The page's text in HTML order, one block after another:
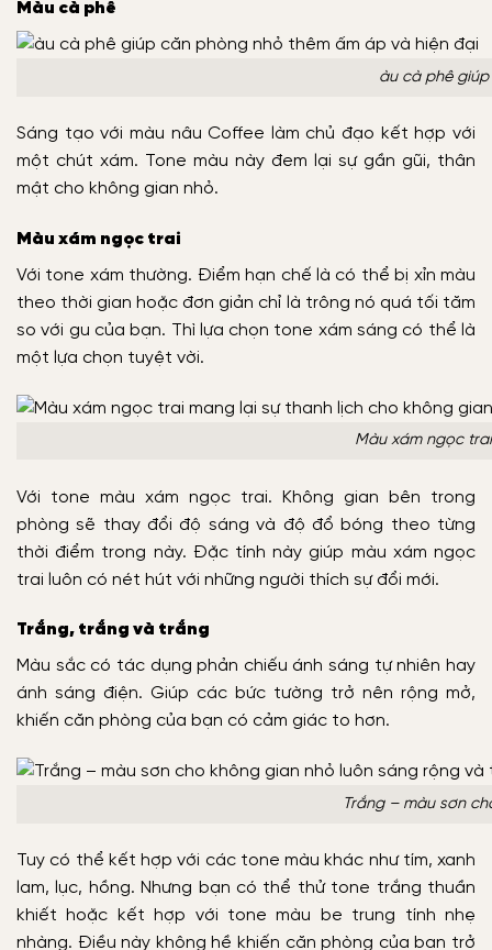
Màu cà phê
àu cà phê
Sáng tạo với màu nâu Coffee làm chủ đạo kết hợp với
một chút xám. Tone màu này đem lại sự gần gũi, thân
mật cho không gian nhỏ.
Màu xám ngọc trai
Với tone xám thường. Điểm hạn chế là có thể bị xỉn màu
theo thời gian hoặc đơn giản chỉ là trông nó quá tối tăm
so với gu của bạn. Thì lựa chọn tone xám sáng có thể là
một lựa chọn tuyệt vời.
Màu xám ngọc
Với tone màu xám ngọc trai. Không gian bên trong
phòng sẽ thay đổi độ sáng và độ đổ bóng theo từng
thời điểm trong này. Đặc tính này giúp màu xám ngọc
trai luôn có nét hút với những người thích sự đổi mới.
Trắng, trắng và trắng
Màu sắc có tác dụng phản chiếu ánh sáng tự nhiên hay
ánh sáng điện. Giúp các bức tường trở nên rộng mở,
khiến căn phòng của bạn có cảm giác to hơn.
Trắng – màu sơn
Tuy có thể kết hợp với các tone màu khác như tím, xanh
lam, lục, hồng. Nhưng bạn có thể thử tone trắng thuần
khiết hoặc kết hợp với tone màu be trung tính nhẹ
nhàng. Điều này không hề khiến căn phòng của bạn trở